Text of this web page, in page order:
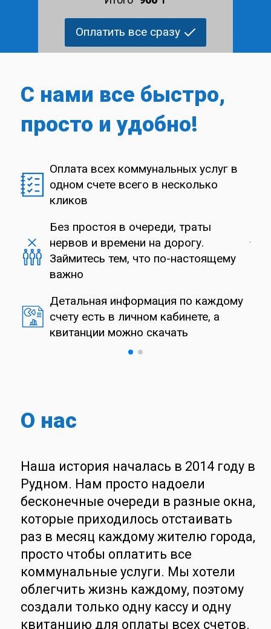
Оплатить все сразу
С нами все быстро,
просто и удобно!
Оплата всех коммунальных услуг в
одном счете всего в несколько
кликов
Без простоя в очереди, траты
нервов и времени на дорогу.
Займитесь тем, что по-настоящему
важно
Детальная информация по каждому
счету есть в личном кабинете, а
квитанции можно скачать
О нас
Наша история началась в 2014 году в
Рудном. Нам просто надоели
бесконечные очереди в разные окна,
которые приходилось отстаивать
раз в месяц каждому жителю города,
просто чтобы оплатить все
коммунальные услуги. Мы хотели
облегчить жизнь каждому, поэтому
создали только одну кассу и одну
квитанцию для оплаты всех счетов.